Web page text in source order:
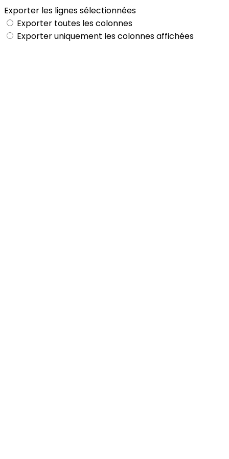
Exporter les lignes sélectionnées
Exporter toutes les colonnes
Exporter uniquement les colonnes affichées